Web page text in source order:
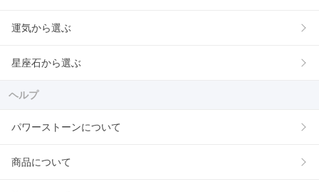
運気から選ぶ
星座石から選ぶ
ヘルプ
パワーストーンについて
商品について